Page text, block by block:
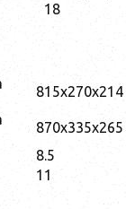
18
815x270x214
870x335x265
8.5
11